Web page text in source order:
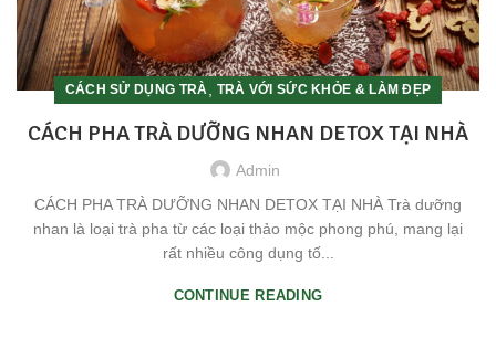
CÁCH SỬ DỤNG TRÀ, TRÀ VỚI SỨC KHỎE & LÀM ĐẸP
CÁCH PHA TRÀ DƯỠNG NHAN DETOX TẠI NHÀ
Admin
CÁCH PHA TRÀ DƯỠNG NHAN DETOX TẠI NHÀ Trà dưỡng
nhan là loại trà pha từ các loại thảo mộc phong phú, mang lại
rất nhiều công dụng tố...
CONTINUE READING